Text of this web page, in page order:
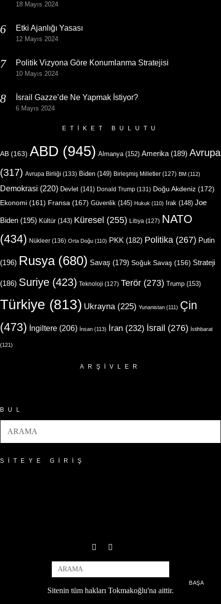
18 Mayıs 2024
Etki Ajanlığı Yasası
12 Mayıs 2024
Politik Vizyona Göre Konumlanma Stratejisi
10 Mayıs 2024
İsrail Gazze’de Ne Yapmak İstiyor?
6 Mayıs 2024
ETIKET BULUTU
AB (163) ABD (945) Almanya(152) Amerika (189) Avrupa
(317) Avrupa Birliği (133) Biden (149) Birleşmiş Milletler (127) BM (112)
Demokrasi (220) Devlet (141) Donald Trump (131) Doğu Akdeniz (172)
Ekonomi (161) Fransa (167) Güvenlik (145) Hukuk (110) Irak (148) Joe
Biden (195) Kültür(143) Küresel (255) Libya (127) NATO
(434) Nükleer (136) Orta Doğu (110) PKK (182) Politika (267) Putin
(196) Rusya(680) Savaş (179) Soğuk Savaş (156) Strateji
(186) Suriye (423) Teknoloji (127) Terör (273) Trump (153)
Türkiye (813) Ukrayna(225) Yunanistan (111) Çin
(473) İngiltere (206) İnsan (113) İran (232) İsrail (276) İstihbarat
(121)
ARŞIVLER
BUL
SITEYE GIRIŞ
Sitenin tüm hakları Tokmakoğlu'na aittir.
BAŞA